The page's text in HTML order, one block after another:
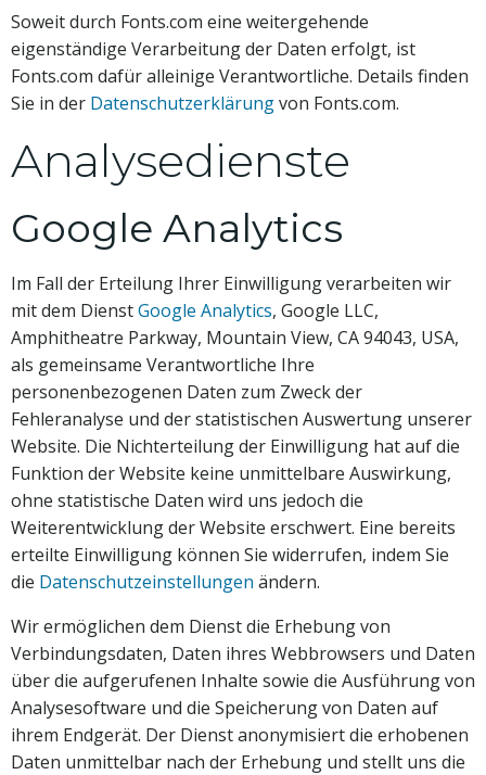
Soweit durch Fonts.com eine weitergehende
eigenständige Verarbeitung der Daten erfolgt, ist
Fonts.com dafür alleinige Verantwortliche. Details finden
Sie in der Datenschutzerklärungvon Fonts.com.
Analysedienste
Google Analytics
Im Fall der Erteilung Ihrer Einwilligung verarbeiten wir
mit dem DienstGoogle Analytics, Google LLC,
Amphitheatre Parkway, Mountain View, CA 94043, USA,
als gemeinsame Verantwortliche Ihre
personenbezogenen Daten zum Zweck der
Fehleranalyse und der statistischen Auswertung unserer
Website. Die Nichterteilung der Einwilligung hat auf die
Funktion der Website keine unmittelbare Auswirkung,
ohne statistische Daten wird uns jedoch die
Weiterentwicklung der Website erschwert. Eine bereits
erteilte Einwilligung können Sie widerrufen, indem Sie
die Datenschutzeinstellungen ändern.
Wir ermöglichen dem Dienst die Erhebung von
Verbindungsdaten, Daten ihres Webbrowsers und Daten
über die aufgerufenen Inhalte sowie die Ausführung von
Analysesoftware und die Speicherung von Daten auf
ihrem Endgerät. Der Dienst anonymisiert die erhobenen
Daten unmittelbar nach der Erhebung und stellt uns die